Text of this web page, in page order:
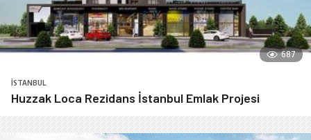
687
İSTANBUL
Huzzak Loca Rezidans İstanbul Emlak Projesi